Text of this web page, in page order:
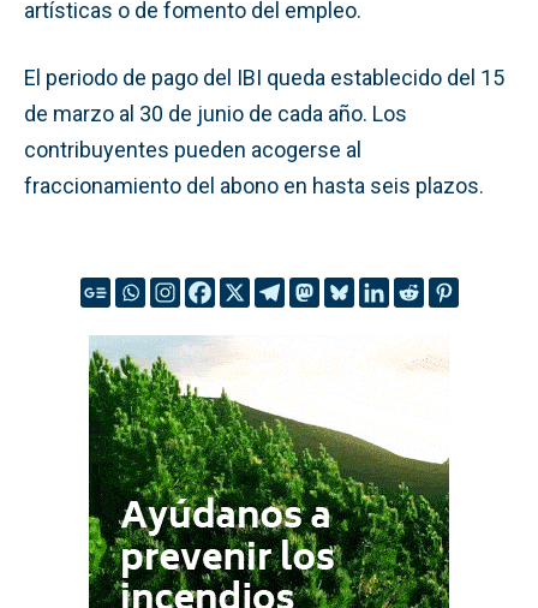
artísticas o de fomento del empleo.
El periodo de pago del IBI queda establecido del 15
de marzo al 30 de junio de cada año. Los
contribuyentes pueden acogerse al
fraccionamiento del abono en hasta seis plazos.